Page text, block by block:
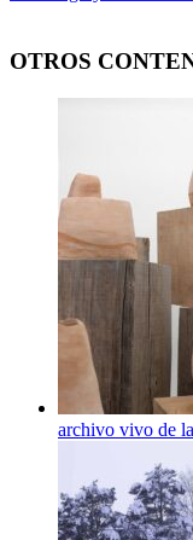
OTROS
archivo vivo de